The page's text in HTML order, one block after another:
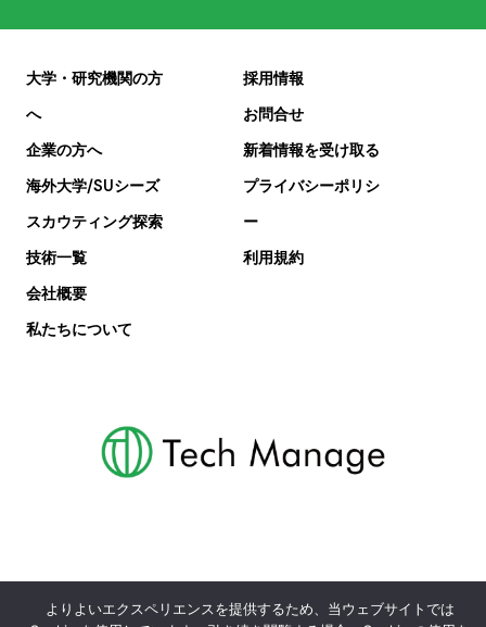
大学・研究機関の方
へ
企業の方へ
海外大学/SUシーズ
スカウティング探索
技術一覧
会社概要
私たちについて
採用情報
お問合せ
新着情報を受け取る
プライバシーポリシ
ー
利用規約
よりよいエクスペリエンスを提供するため、当ウェブサイトでは